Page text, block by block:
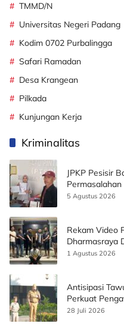
TMMD/N
Universitas Negeri Padang
Kodim 0702 Purbalingga
Safari Ramadan
Desa Krangean
Pilkada
Kunjungan Kerja
Kriminalitas
JPKP Pesisir
5 Agustus 2026
Rekam Video
Dharmasraya
Korban
1 Agustus 2026
Antisipasi
Perkuat
Publik
28 Juli 2026